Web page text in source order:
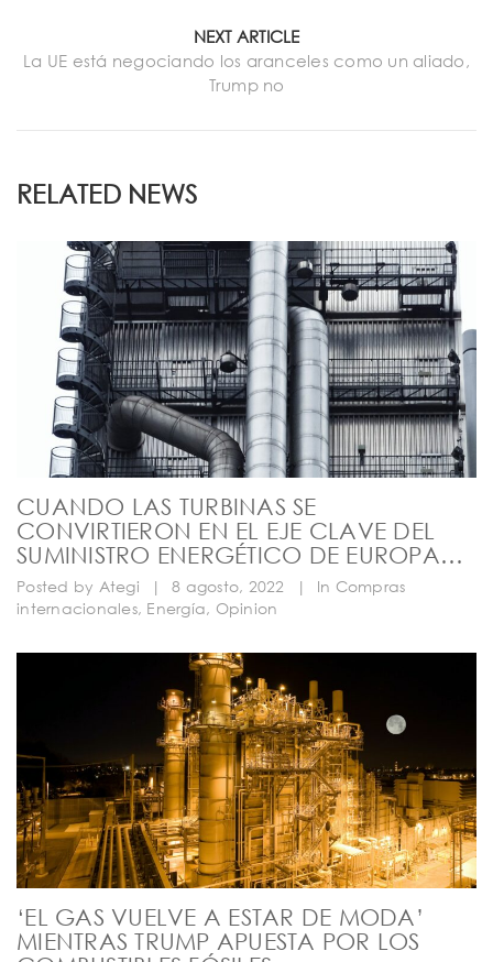
NEXT ARTICLE
La UE está negociando los aranceles como un aliado,
Trump no
RELATED NEWS
CUANDO LAS TURBINAS SE
CONVIRTIERON EN EL EJE CLAVE DEL
SUMINISTRO ENERGÉTICO DE EUROPA…
Posted by Ategi | 8 agosto, 2022 | In Compras
internacionales, Energía, Opinion
‘EL GAS VUELVE A ESTAR DE MODA’
MIENTRAS TRUMP APUESTA POR LOS